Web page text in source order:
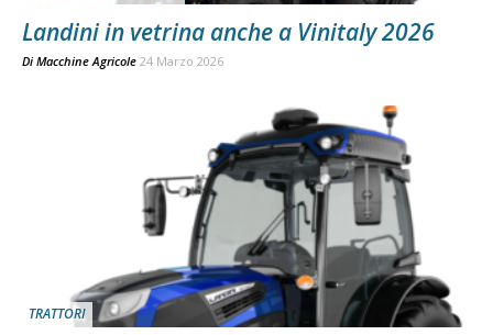
Landini in vetrina anche a Vinitaly 2026
Di Macchine Agricole 24 Marzo 2026
TRATTORI